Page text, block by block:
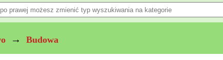
→ Budowa